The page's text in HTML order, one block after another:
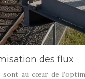
des flux
au cœur de